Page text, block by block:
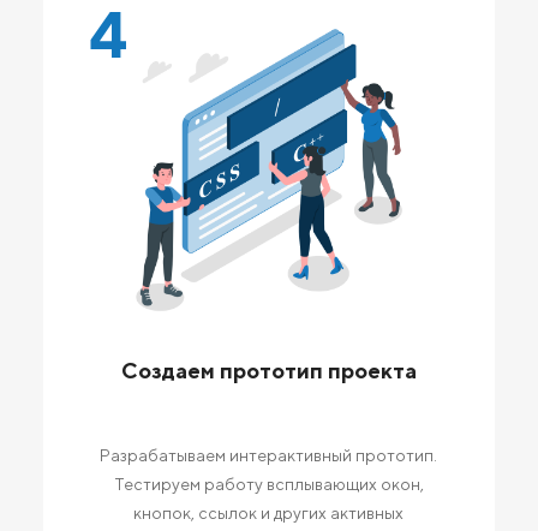
4
Создаем прототип проекта
Разрабатываем интерактивный прототип.
Тестируем работу всплывающих окон,
кнопок, ссылок и других активных